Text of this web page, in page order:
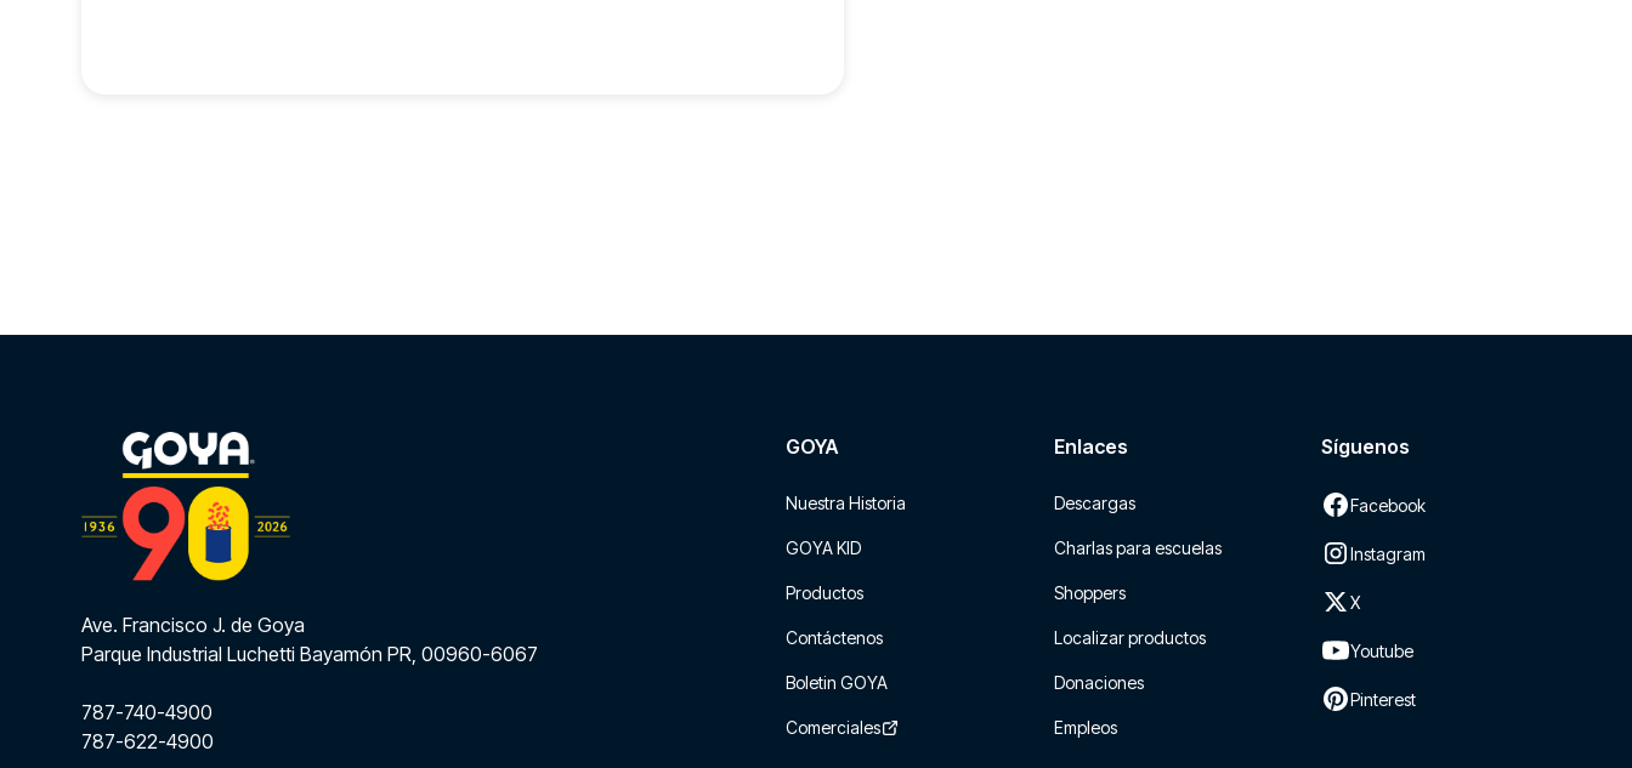
Ave. Francisco J. de Goya
Parque Industrial Luchetti Bayamón PR, 00960-6067
787-740-4900
787-622-4900
GOYA
Nuestra Historia
GOYA KID
Productos
Contáctenos
Boletin GOYA
Comerciales
Enlaces
Descargas
Charlas para escuelas
Shoppers
Localizar productos
Donaciones
Empleos
Síguenos
Facebook
Instagram
X
Youtube
Pinterest